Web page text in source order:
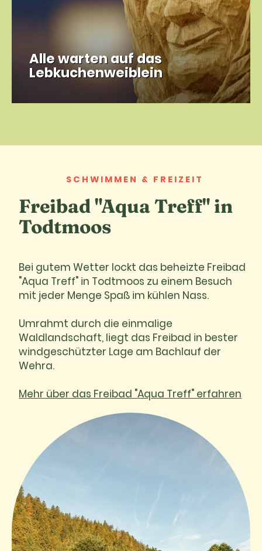
Alle warten auf das
Lebkuchenweiblein
SCHWIMMEN & FREIZEIT
Freibad "Aqua Treff" in
Todtmoos
Bei gutem Wetter lockt das beheizte Freibad
"Aqua Treff" in Todtmoos zu einem Besuch
mit jeder Menge Spaß im kühlen Nass.
Umrahmt durch die einmalige
Waldlandschaft, liegt das Freibad in bester
windgeschützter Lage am Bachlauf der
Wehra.
Mehr über das Freibad "Aqua Treff" erfahren